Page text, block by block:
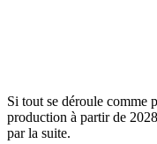
Si tout se déroule comme
production à partir de
par la suite.